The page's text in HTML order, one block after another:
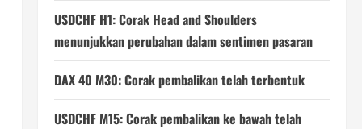
USDCHF H1: Corak Head and Shoulders
menunjukkan perubahan dalam sentimen pasaran
DAX 40 M30: Corak pembalikan telah terbentuk
USDCHF M15: Corak pembalikan ke bawah telah